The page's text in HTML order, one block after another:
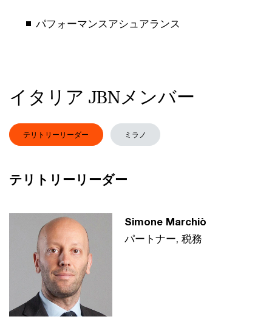
パフォーマンスアシュアランス
イタリア JBNメンバー
テリトリーリーダー ミラノ
テリトリーリーダー
Simone Marchiò
パートナー, 税務